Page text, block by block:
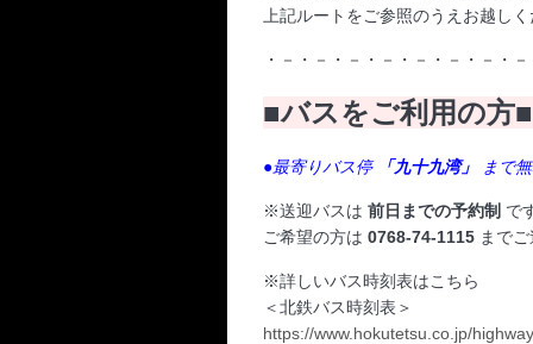
上記ルートをご参照のうえお越し
・－・－・－・－・－・－・－・
■バスをご利用の方■
●最寄りバス停 「九十九湾」 まで
※送迎バスは 前日までの予約制 で
ご希望の方は 0768-74-1115 まで
※詳しいバス時刻表はこちら
＜北鉄バス時刻表＞
https://www.hokutetsu.co.jp/